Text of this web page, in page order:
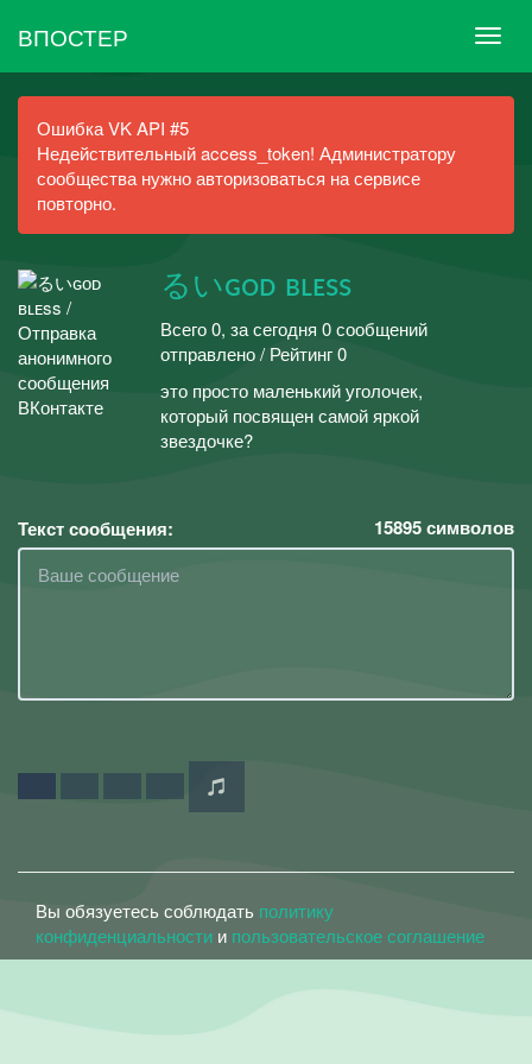
ВПОСТЕР
Ошибка VK API #5
Недействительный access_token! Администратору
сообщества нужно авторизоваться на сервисе
повторно.
るいɢᴏᴅ ʙʟᴇss
Всего 0, за сегодня 0 сообщений
отправлено / Рейтинг 0
это просто маленький уголочек,
который посвящен самой яркой
звездочке?
Текст сообщения: 15895символов
Вы обязуетесь соблюдать политику
конфиденциальности и пользовательское соглашение